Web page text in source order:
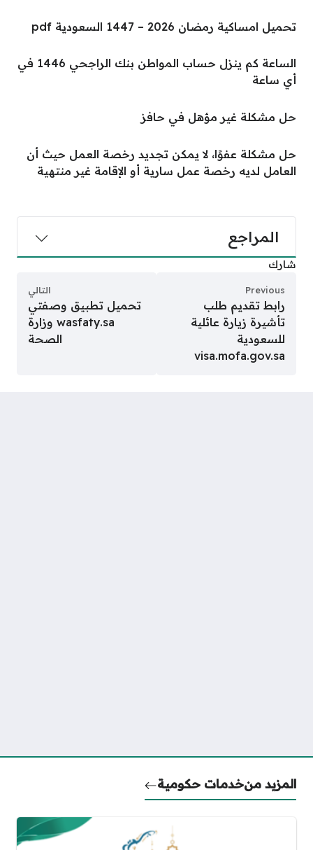
تحميل امساكية رمضان 2026 – 1447 السعودية pdf
الساعة كم ينزل حساب المواطن بنك الراجحي 1446 في
أي ساعة
حل مشكلة غير مؤهل في حافز
حل مشكلة عفوًا، لا يمكن تجديد رخصة العمل حيث أن
العامل لديه رخصة عمل سارية أو الإقامة غير منتهية
المراجع
شارك
Previous
رابط تقديم طلب
تأشيرة زيارة عائلية
للسعودية
visa.mofa.gov.sa
التالي
تحميل تطبيق وصفتي
wasfaty.sa وزارة
الصحة
المزيد منخدمات حكومية